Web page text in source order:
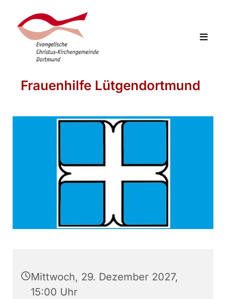
Frauenhilfe Lütgendortmund
Mittwoch, 29. Dezember 2027,
15:00 Uhr